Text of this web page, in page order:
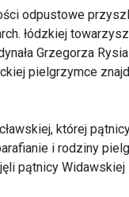
odpustowe
łódzkiej
Grzegorza
pielgrzymce
której
i rodziny
pątnicy